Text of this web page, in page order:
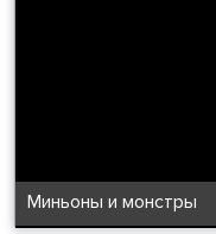
Миньоны и монстры